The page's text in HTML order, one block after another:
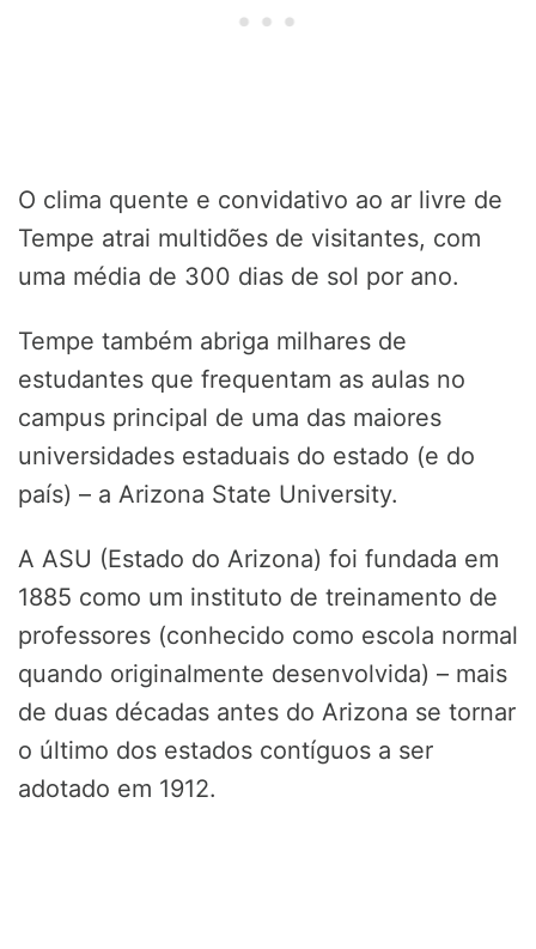
O clima quente e convidativo ao ar livre de
Tempe atrai multidões de visitantes, com
uma média de 300 dias de sol por ano.
Tempe também abriga milhares de
estudantes que frequentam as aulas no
campus principal de uma das maiores
universidades estaduais do estado (e do
país) – a Arizona State University.
A ASU (Estado do Arizona) foi fundada em
1885 como um instituto de treinamento de
professores (conhecido como escola normal
quando originalmente desenvolvida) – mais
de duas décadas antes do Arizona se tornar
o último dos estados contíguos a ser
adotado em 1912.